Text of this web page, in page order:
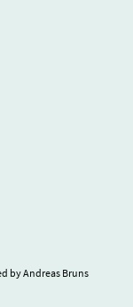
by Andreas Bruns